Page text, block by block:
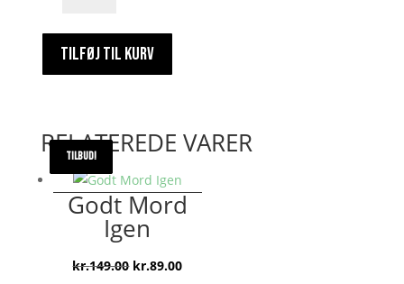
narkoluder
hvad
TILFØJ TIL KURV
RELATEREDE VARER
TILBUD!
Godt Mord
Igen
kr.149.00 Den
kr.89.00Den
TILBUD!
TILBUD!
TILBUD!